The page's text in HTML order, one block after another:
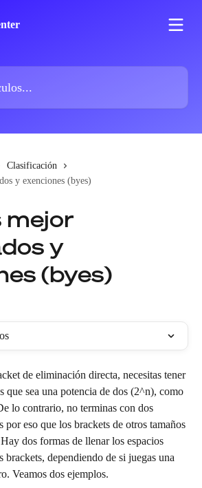
Clasificación
y exenciones (byes)
mejor
y
(byes)
de eliminación directa, necesitas tener
que sea una potencia de dos (2^n), como
lo contrario, no terminas con dos
por eso que los brackets de otros tamaños
dos formas de llenar los espacios
brackets, dependiendo de si juegas una
Veamos dos ejemplos.